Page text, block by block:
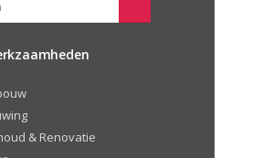
& Renovatie